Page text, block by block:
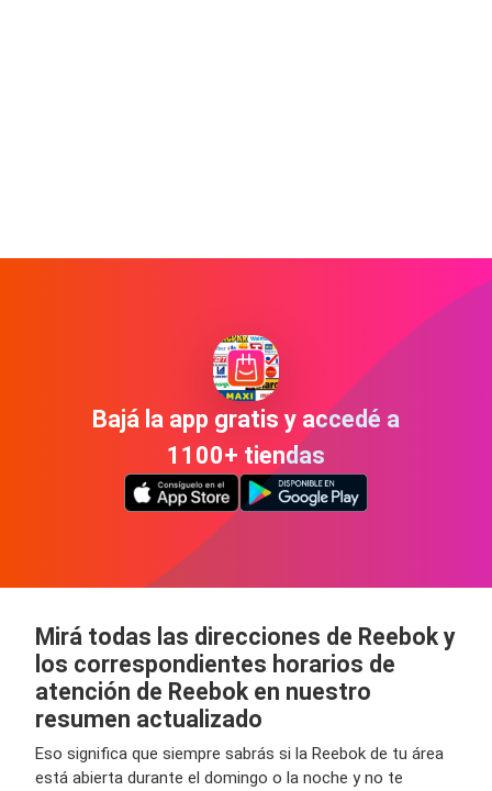
Bajá la app gratis y accedé a
1100+ tiendas
Mirá todas las direcciones de Reebok y
los correspondientes horarios de
atención de Reebok en nuestro
resumen actualizado
Eso significa que siempre sabrás si la Reebok de tu área
está abierta durante el domingo o la noche y no te